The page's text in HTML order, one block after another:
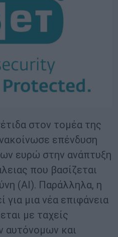
στον τομέα της
επένδυση
ευρώ στην ανάπτυξη
που βασίζεται
(AI). Παράλληλα, η
για μια νέα επιφάνεια
με ταχείς
αυτόνομων και